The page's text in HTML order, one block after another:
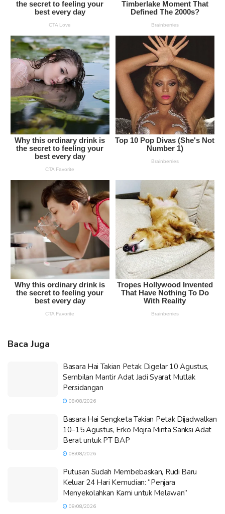
Baca Juga
Basara Hai Takian Petak Digelar 10 Agustus,
Sembilan Mantir Adat Jadi Syarat Mutlak
Persidangan
08/08/2026
Basara Hai Sengketa Takian Petak Dijadwalkan
10–15 Agustus, Erko Mojra Minta Sanksi Adat
Berat untuk PT BAP
08/08/2026
Putusan Sudah Membebaskan, Rudi Baru
Keluar 24 Hari Kemudian: “Penjara
Menyekolahkan Kami untuk Melawan”
08/08/2026